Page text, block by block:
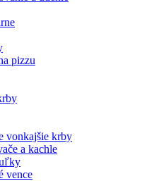
pizzu
vonkajšie krby
a kachle
vence